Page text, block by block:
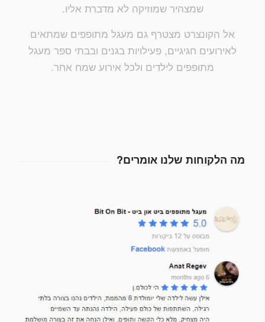
שמצהיר שמוזיקה לא מדברת אליו.
אל הקונצרט מצטרף גם מעגל מתופפים שמתאים
לאירועים חגיגיים, פעילויות בגנים ובבתי ספר מעגל
מתופפים לילדים ולכל אירוע שמח אחר.
מה הלקוחות שלנו אומרים?